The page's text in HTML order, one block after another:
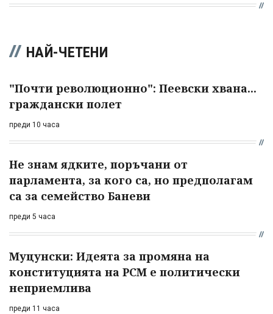
НАЙ-ЧЕТЕНИ
"Почти революционно": Пеевски хвана...
граждански полет
преди 10 часа
Не знам ядките, поръчани от
парламента, за кого са, но предполагам
са за семейство Баневи
преди 5 часа
Муцунски: Идеята за промяна на
конституцията на РСМ е политически
неприемлива
преди 11 часа